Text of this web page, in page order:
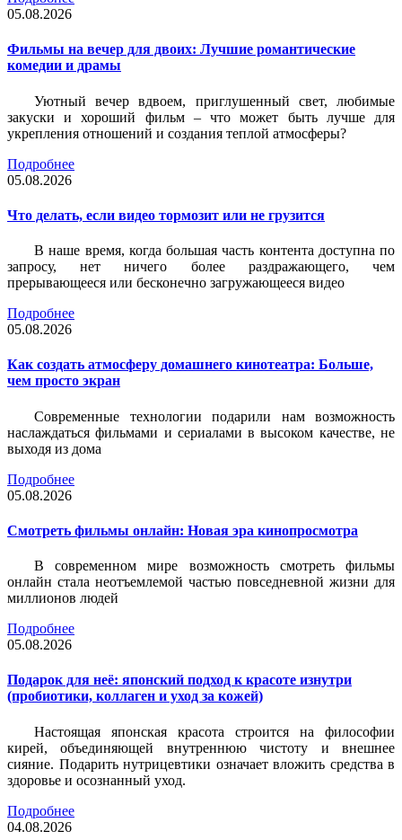
05.08.2026
Фильмы на вечер для двоих: Лучшие романтические
комедии и драмы
Уютный вечер вдвоем, приглушенный свет, любимые
закуски и хороший фильм – что может быть лучше для
укрепления отношений и создания теплой атмосферы?
Подробнее
05.08.2026
Что делать, если видео тормозит или не грузится
В наше время, когда большая часть контента доступна по
запросу, нет ничего более раздражающего, чем
прерывающееся или бесконечно загружающееся видео
Подробнее
05.08.2026
Как создать атмосферу домашнего кинотеатра: Больше,
чем просто экран
Современные технологии подарили нам возможность
наслаждаться фильмами и сериалами в высоком качестве, не
выходя из дома
Подробнее
05.08.2026
Смотреть фильмы онлайн: Новая эра кинопросмотра
В современном мире возможность смотреть фильмы
онлайн стала неотъемлемой частью повседневной жизни для
миллионов людей
Подробнее
05.08.2026
Подарок для неё: японский подход к красоте изнутри
(пробиотики, коллаген и уход за кожей)
Настоящая японская красота строится на философии
кирей, объединяющей внутреннюю чистоту и внешнее
сияние. Подарить нутрицевтики означает вложить средства в
здоровье и осознанный уход.
Подробнее
04.08.2026